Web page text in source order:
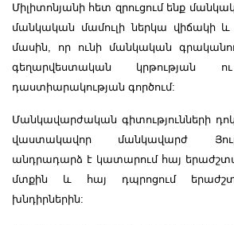
Միլիտոնյանի հետ զրուցում ենք
մանկական մամուլի ներկա վիճակի և
մասին, որ ունի մանկական
գեղարվեստական կրթության
դաստիարակության գործում:
Մանկավարժական գիտությունների
վաստակավոր մանկավարժ
անդրադարձ է կատարում հայ
մտքին և հայ դպրոցում
խնդիրներին: